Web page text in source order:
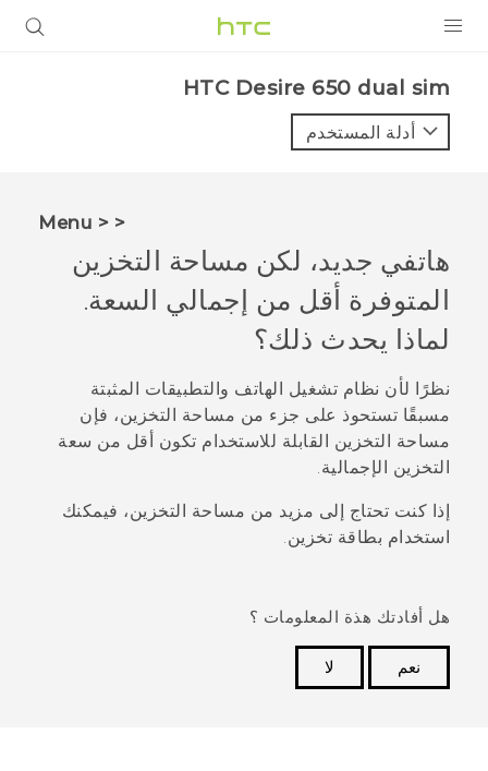
VIVE
VIVERSE
البرامج + التطبيقات
الدعم
أجهزة HTC والملحقات
HTC Desire 650 dual sim‎
أدلة المستخدم
< < Menu
هاتفي جديد، لكن مساحة التخزين
المتوفرة أقل من إجمالي السعة.
لماذا يحدث ذلك؟
نظرًا لأن نظام تشغيل الهاتف والتطبيقات المثبتة
مسبقًا تستحوذ على جزء من مساحة التخزين، فإن
مساحة التخزين القابلة للاستخدام تكون أقل من سعة
التخزين الإجمالية.
إذا كنت تحتاج إلى مزيد من مساحة التخزين، فيمكنك
استخدام بطاقة تخزين.
هل أفادتك هذة المعلومات ؟
نعم
لا